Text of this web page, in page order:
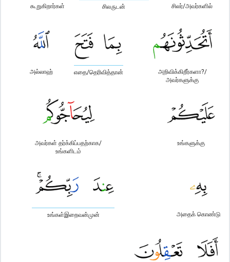
சிலர்/அவர்களில்
சிலருடன்
கூறுகிறார்கள்
அறிவிக்கிறீர்களா?/
அவர்களுக்கு
எதை/தெரிவித்தான்
அல்லாஹ்
உங்களுக்கு
அவர்கள் தர்க்கிப்பதற்காக/
உங்களிடம்
அதைக் கொண்டு
உங்கள்இறைவன்முன்